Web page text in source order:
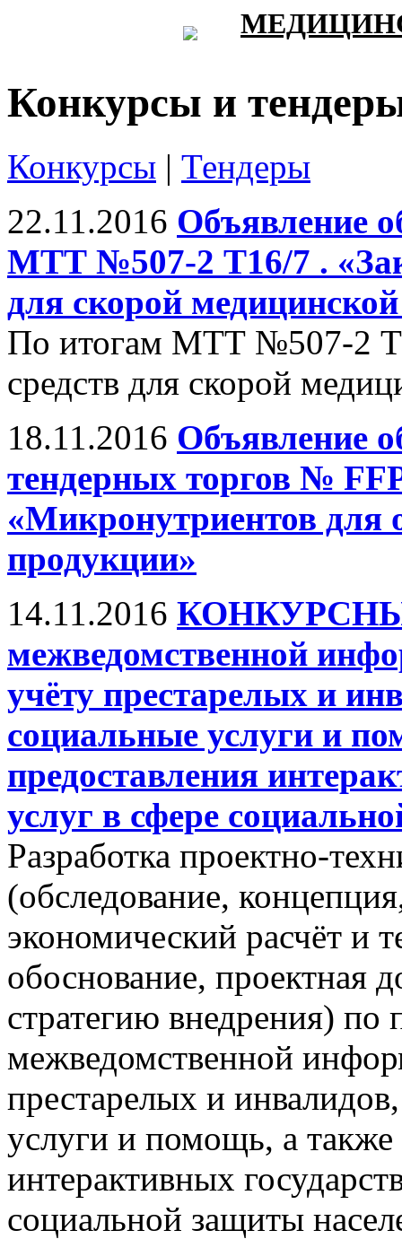
Конкурсы и
Конкурсы | Тендеры
22.11.2016 Объявление
МТТ №507-2 Т16/7 .
для скорой
По итогам МТТ №507-2
средств для скорой
18.11.2016 Объявление
тендерных торгов №
«Микронутриентов для
продукции»
14.11.2016
межведомственной
учёту престарелых и
социальные услуги и
предоставления
услуг в сфере
Разработка проектно-
(обследование,
экономический расчёт и
обоснование, проектная
стратегию внедрения) по
межведомственной
престарелых и
услуги и помощь, а также
интерактивных
социальной защиты